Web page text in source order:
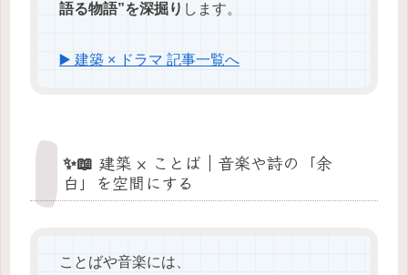
語る物語”を深掘り します。
▶️ 建築 × ドラマ 記事一覧へ
✨📖 建築 × ことば｜音楽や詩の「余
白」を空間にする
ことばや音楽には、